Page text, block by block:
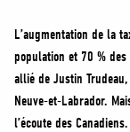
L’augmentation de la
population et 70 %
allié de Justin
Neuve-et-Labrador.
l’écoute des Canadiens.